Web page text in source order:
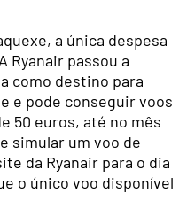
a única despesa
Ryanair passou a
como destino para
e pode conseguir voos
50 euros, até no mês
simular um voo de
da Ryanair para o dia
o único voo disponível